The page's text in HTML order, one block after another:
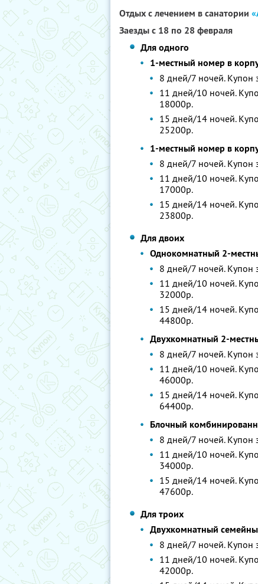
Отдых с лечением в санатории
Заезды с 18 по 28 февраля
Для одного
1-местный номер в
8 дней/7 ночей. Купон
11 дней/10 ночей.
18000р.
15 дней/14 ночей.
25200р.
1-местный номер в
8 дней/7 ночей. Купон
11 дней/10 ночей.
17000р.
15 дней/14 ночей.
23800р.
Для двоих
Однокомнатный 2-
8 дней/7 ночей. Купон
11 дней/10 ночей.
32000р.
15 дней/14 ночей.
44800р.
Двухкомнатный 2-
8 дней/7 ночей. Купон
11 дней/10 ночей.
46000р.
15 дней/14 ночей.
64400р.
Блочный
8 дней/7 ночей. Купон
11 дней/10 ночей.
34000р.
15 дней/14 ночей.
47600р.
Для троих
Двухкомнатный
8 дней/7 ночей. Купон
11 дней/10 ночей.
42000р.